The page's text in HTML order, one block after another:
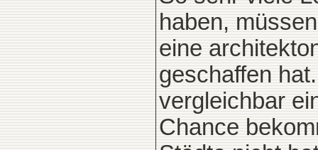
haben,
eine
geschaffen
vergleichbar
Chance